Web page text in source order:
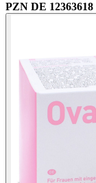
PZN DE 12363618